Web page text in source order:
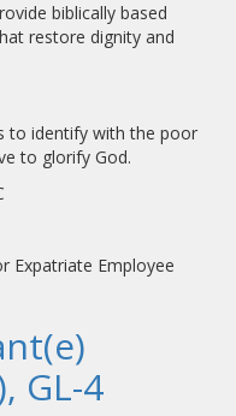
biblically based
restore dignity and
to identify with the poor
to glorify God.
Employee
GL-4